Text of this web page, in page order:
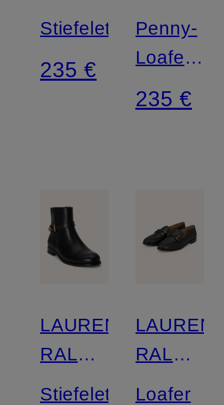
LAUREN
Stiefeletten
235 €
LAUREN
Penny-
Loafer
MARLI
235 €
LAUREN
RALPH
LAUREN
Stiefeletten
LAUREN
RALPH
LAUREN
Loafer